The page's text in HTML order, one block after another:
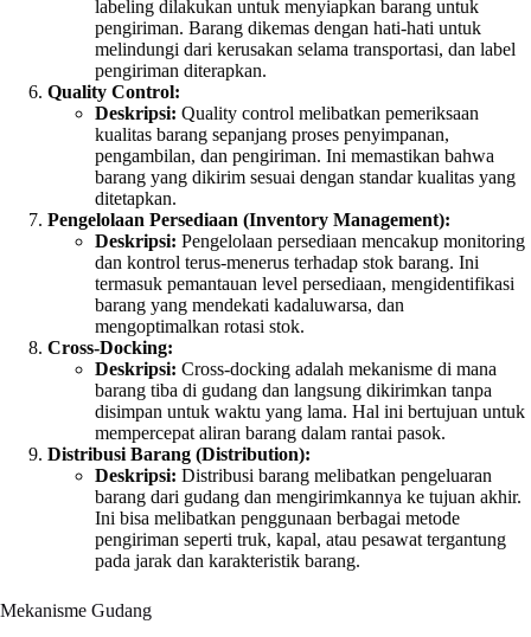
labeling dilakukan untuk menyiapkan barang untuk
pengiriman. Barang dikemas dengan hati-hati untuk
melindungi dari kerusakan selama transportasi, dan label
pengiriman diterapkan.
Quality Control:
Deskripsi: Quality control melibatkan pemeriksaan
kualitas barang sepanjang proses penyimpanan,
pengambilan, dan pengiriman. Ini memastikan bahwa
barang yang dikirim sesuai dengan standar kualitas yang
ditetapkan.
Pengelolaan Persediaan (Inventory Management):
Deskripsi: Pengelolaan persediaan mencakup monitoring
dan kontrol terus-menerus terhadap stok barang. Ini
termasuk pemantauan level persediaan, mengidentifikasi
barang yang mendekati kadaluwarsa, dan
mengoptimalkan rotasi stok.
Cross-Docking:
Deskripsi: Cross-docking adalah mekanisme di mana
barang tiba di gudang dan langsung dikirimkan tanpa
disimpan untuk waktu yang lama. Hal ini bertujuan untuk
mempercepat aliran barang dalam rantai pasok.
Distribusi Barang (Distribution):
Deskripsi: Distribusi barang melibatkan pengeluaran
barang dari gudang dan mengirimkannya ke tujuan akhir.
Ini bisa melibatkan penggunaan berbagai metode
pengiriman seperti truk, kapal, atau pesawat tergantung
pada jarak dan karakteristik barang.
Mekanisme Gudang